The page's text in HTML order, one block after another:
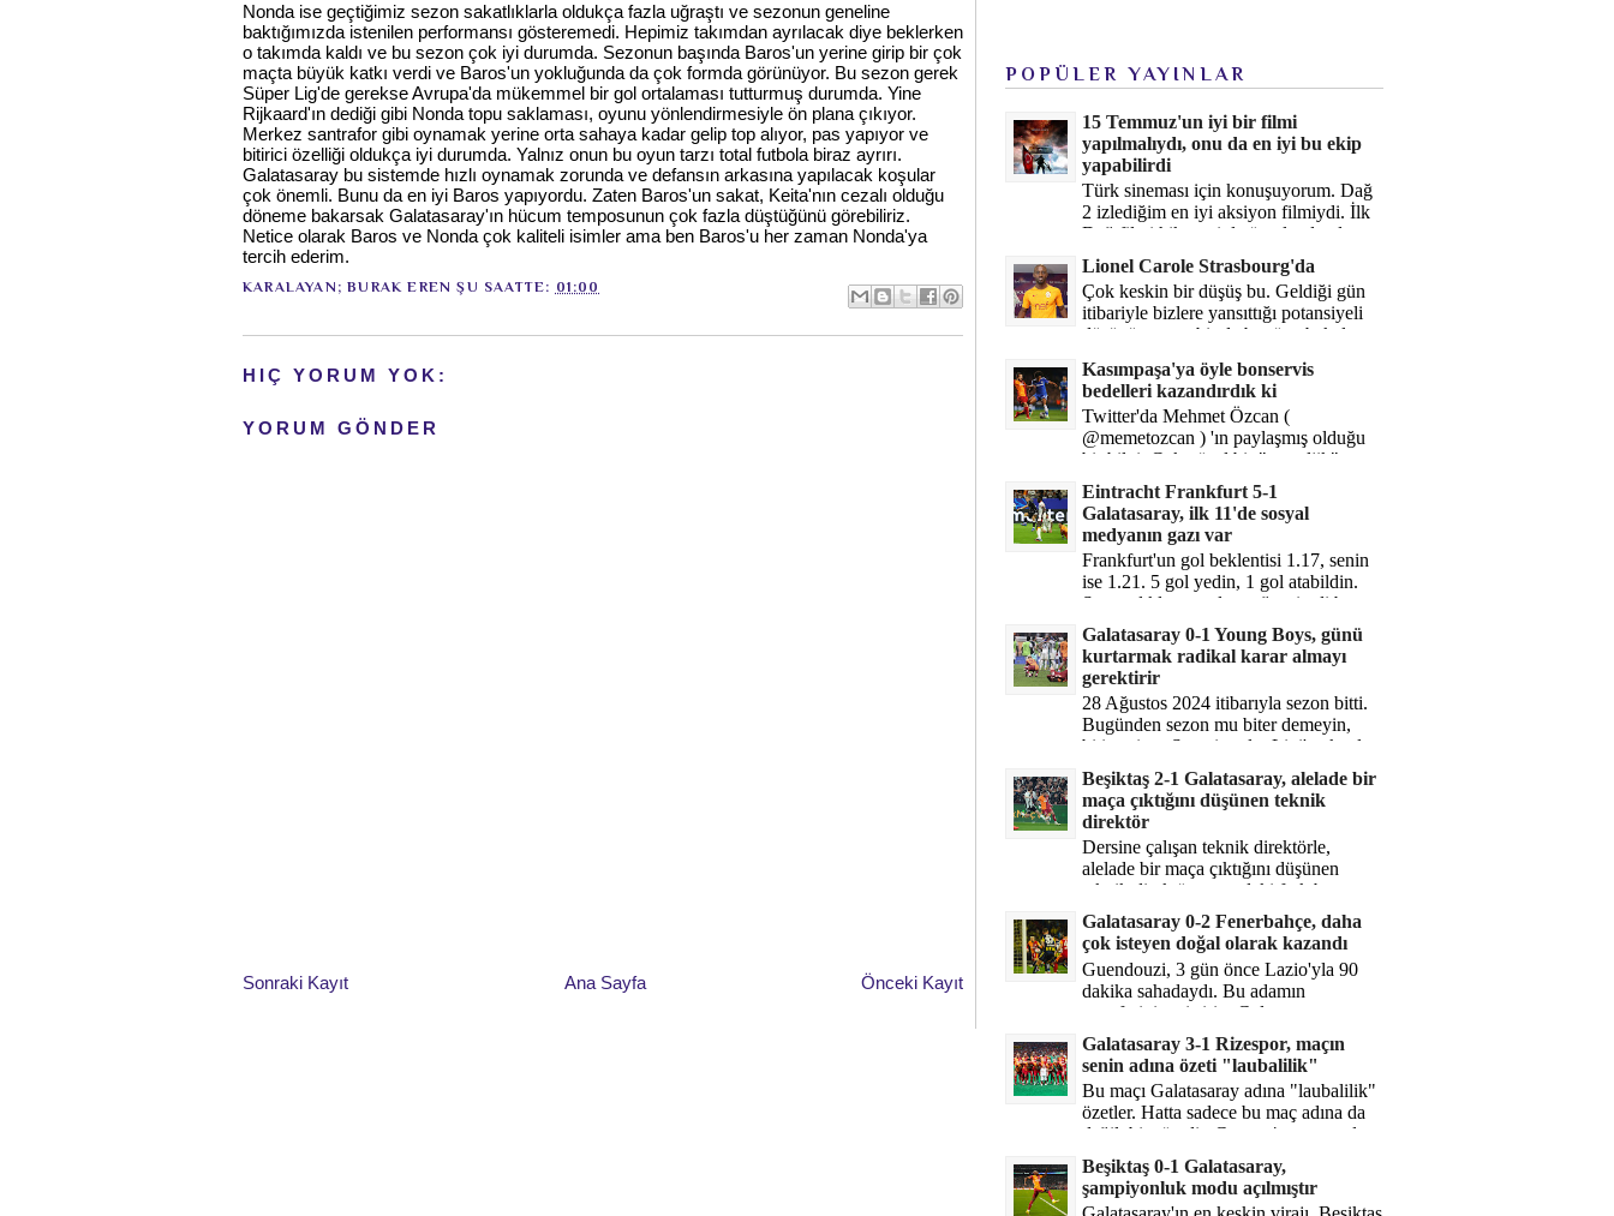
Nonda ise geçtiğimiz sezon sakatlıklarla oldukça fazla uğraştı ve sezonun geneline
baktığımızda istenilen performansı gösteremedi. Hepimiz takımdan ayrılacak diye beklerken
o takımda kaldı ve bu sezon çok iyi durumda. Sezonun başında Baros'un yerine girip bir çok
maçta büyük katkı verdi ve Baros'un yokluğunda da çok formda görünüyor. Bu sezon gerek
Süper Lig'de gerekse Avrupa'da mükemmel bir gol ortalaması tutturmuş durumda. Yine
Rijkaard'ın dediği gibi Nonda topu saklaması, oyunu yönlendirmesiyle ön plana çıkıyor.
Merkez santrafor gibi oynamak yerine orta sahaya kadar gelip top alıyor, pas yapıyor ve
bitirici özelliği oldukça iyi durumda. Yalnız onun bu oyun tarzı total futbola biraz ayrırı.
Galatasaray bu sistemde hızlı oynamak zorunda ve defansın arkasına yapılacak koşular
çok önemli. Bunu da en iyi Baros yapıyordu. Zaten Baros'un sakat, Keita'nın cezalı olduğu
döneme bakarsak Galatasaray'ın hücum temposunun çok fazla düştüğünü görebiliriz.
Netice olarak Baros ve Nonda çok kaliteli isimler ama ben Baros'u her zaman Nonda'ya
tercih ederim.
KARALAYAN;BURAK EREN ŞU SAATTE: 01:00
HIÇ YORUM YOK:
YORUM GÖNDER
Sonraki Kayıt Önceki Kayıt
Ana Sayfa
POPÜLER YAYINLAR
15 Temmuz'un iyi bir filmi
yapılmalıydı, onu da en iyi bu ekip
yapabilirdi
Türk sineması için konuşuyorum. Dağ
2 izlediğim en iyi aksiyon filmiydi. İlk
Dağ filmi hikayesiyle ön plandaydı,
Dağ 2 ise belki o hika...
Lionel Carole Strasbourg'da
Çok keskin bir düşüş bu. Geldiği gün
itibariyle bizlere yansıttığı potansiyeli
düşünüyorum, bir de bugüne bakalım.
Kasımpaşa'ya öyle bonservis
bedelleri kazandırdık ki
Twitter'da Mehmet Özcan (
@memetozcan ) 'ın paylaşmış olduğu
bir bilgi. Çok güzel bir "nostaljik" pas
diyelim. Kasımpaşa...
Eintracht Frankfurt 5-1
Galatasaray, ilk 11'de sosyal
medyanın gazı var
Frankfurt'un gol beklentisi 1.17, senin
ise 1.21. 5 gol yedin, 1 gol atabildin.
Şanssızlıkla mı anlatacağız şimdi bu
durumu? Rakibin 5 ş...
Galatasaray 0-1 Young Boys, günü
kurtarmak radikal karar almayı
gerektirir
28 Ağustos 2024 itibarıyla sezon bitti.
Bugünden sezon mu biter demeyin,
bitiyor işte. Şampiyonlar Ligi'ne katılım
hakkı senin misyonun ...
Beşiktaş 2-1 Galatasaray, alelade bir
maça çıktığını düşünen teknik
direktör
Dersine çalışan teknik direktörle,
alelade bir maça çıktığını düşünen
teknik direktör arasındaki fark bu
işte. Solskjaer'in çalıştığı de...
Galatasaray 0-2 Fenerbahçe, daha
çok isteyen doğal olarak kazandı
Guendouzi, 3 gün önce Lazio'yla 90
dakika sahadaydı. Bu adamın
transferini yetiştirip, Galatasaray
karşısında 11 oynamasını sağlıyorsun....
Galatasaray 3-1 Rizespor, maçın
senin adına özeti "laubalilik"
Bu maçı Galatasaray adına "laubalilik"
özetler. Hatta sadece bu maç adına da
değil, bir süredir. Geçen 4 maçta sadece
1 gol yedin ...
Beşiktaş 0-1 Galatasaray,
şampiyonluk modu açılmıştır